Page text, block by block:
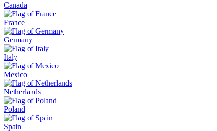
Canada
France
Germany
Italy
Mexico
Netherlands
Poland
Spain